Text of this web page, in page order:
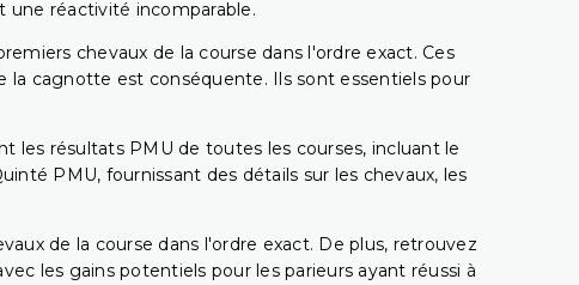
une réactivité incomparable.
chevaux de la course dans l'ordre exact. Ces
la cagnotte est conséquente. Ils sont essentiels pour
les résultats PMU de toutes les courses, incluant le
PMU, fournissant des détails sur les chevaux, les
de la course dans l'ordre exact. De plus, retrouvez
les gains potentiels pour les parieurs ayant réussi à